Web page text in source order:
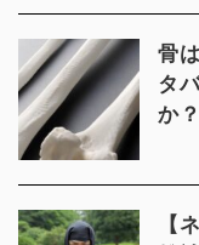
骨
タ
か
【